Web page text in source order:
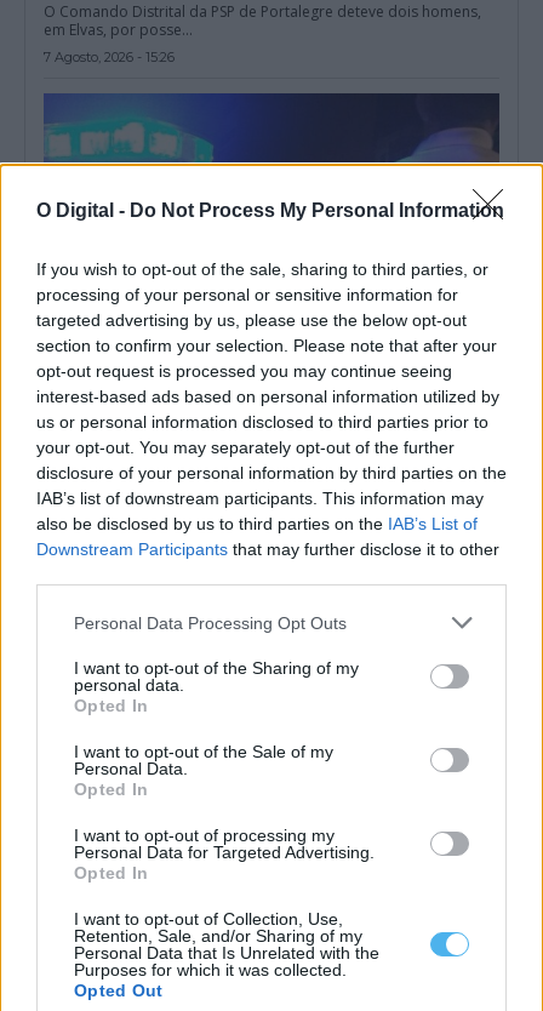
O Digital - Do Not Process My Personal Information
If you wish to opt-out of the sale, sharing to third parties, or
processing of your personal or sensitive information for
targeted advertising by us, please use the below opt-out
section to confirm your selection. Please note that after your
opt-out request is processed you may continue seeing
interest-based ads based on personal information utilized by
us or personal information disclosed to third parties prior to
your opt-out. You may separately opt-out of the further
disclosure of your personal information by third parties on the
IAB’s list of downstream participants. This information may
also be disclosed by us to third parties on the IAB’s List of
Downstream Participants that may further disclose it to other
Personal Data Processing Opt Outs
I want to opt-out of the Sharing of my
personal data.
Opted In
I want to opt-out of the Sale of my
Personal Data.
Opted In
I want to opt-out of processing my
Personal Data for Targeted Advertising.
Opted In
I want to opt-out of Collection, Use,
Retention, Sale, and/or Sharing of my
Personal Data that Is Unrelated with the
Purposes for which it was collected.
Opted Out
O Comando Distrital da PSP de Portalegre deteve dois homens,
em Elvas, por posse...
7 Agosto, 2026 - 15:26
Militar da GNR ferido e ameaçado de morte durante desacatos
em Estremoz
Um militar da Guarda Nacional Republicana sofreu ferimentos
ligeiros durante os desacatos registados ao...
7 Agosto, 2026 - 08:37
Fiscalização da GNR termina com encerramento de
restaurante em Abela (Santiago do cacém)
localidade de Abela, no concelho de...
6 Agosto, 2026 - 16:42